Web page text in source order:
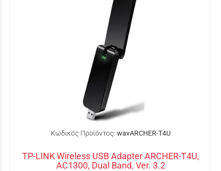
Κωδικός Προϊόντος: wavARCHER-T4U
TP-LINK Wireless USB Adapter ARCHER-T4U,
AC1300, Dual Band, Ver. 3.2